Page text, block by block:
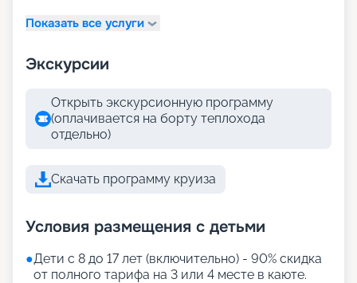
Показать все услуги
Экскурсии
Открыть экскурсионную программу
(оплачивается на борту теплохода
отдельно)
Скачать программу круиза
Условия размещения с детьми
●Дети с 8 до 17 лет (включительно) - 90% скидка
от полного тарифа на 3 или 4 месте в каюте.